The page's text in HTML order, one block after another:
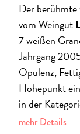
Der berühmte
vom Weingut
7 weißen
Jahrgang
Opulenz,
Höhepunkt
in der
mehr Details